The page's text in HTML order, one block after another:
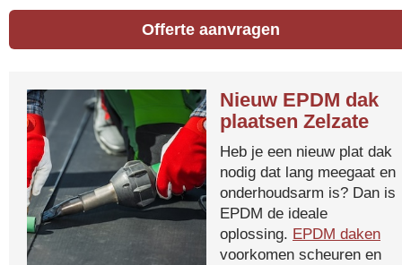
Offerte aanvragen
Nieuw EPDM dak
plaatsen Zelzate
Heb je een nieuw plat dak
nodig dat lang meegaat en
onderhoudsarm is? Dan is
EPDM de ideale
oplossing. EPDM daken
voorkomen scheuren en